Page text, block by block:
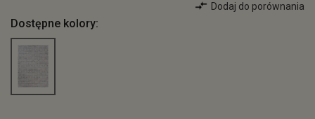
Dodaj do porównania
Dostępne kolory: